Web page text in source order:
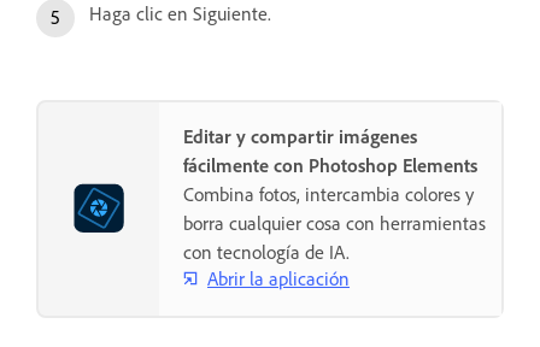
Haga clic en Siguiente.
Editar y compartir imágenes
fácilmente con Photoshop Elements
Combina fotos, intercambia colores y
borra cualquier cosa con herramientas
con tecnología de IA.
Abrir la aplicación